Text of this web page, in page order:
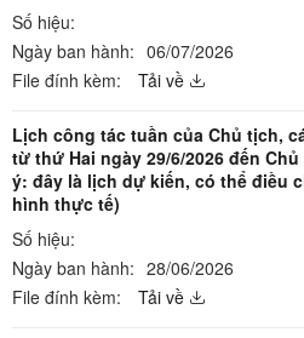
Số hiệu:
Ngày ban hành: 06/07/2026
File đính kèm:
Tải về
Lịch công tác tuần của Chủ tịch,
từ thứ Hai ngày 29/6/2026 đến
ý: đây là lịch dự kiến, có thể điều
hình thực tế)
Số hiệu:
Ngày ban hành: 28/06/2026
File đính kèm:
Tải về